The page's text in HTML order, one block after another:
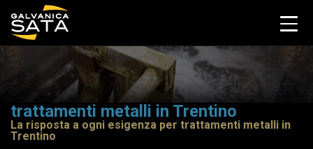
trattamenti metalli in Trentino
La risposta a ogni esigenza per trattamenti metalli in
Trentino